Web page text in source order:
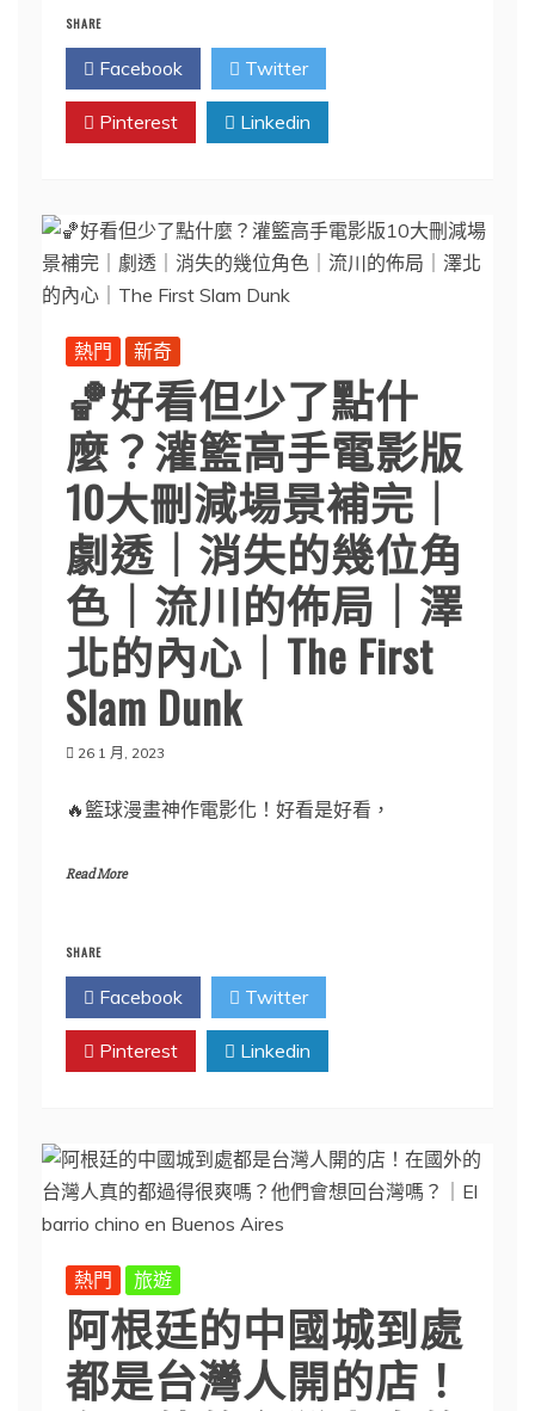
SHARE
Facebook Twitter
Pinterest Linkedin
熱門 新奇
🏀好看但少了點什
麼？灌籃高手電影版
10大刪減場景補完｜
劇透｜消失的幾位角
色｜流川的佈局｜澤
北的內心｜The First
Slam Dunk
26 1 月, 2023
🔥籃球漫畫神作電影化！好看是好看，
Read More
SHARE
Facebook Twitter
Pinterest Linkedin
熱門 旅遊
阿根廷的中國城到處
都是台灣人開的店！